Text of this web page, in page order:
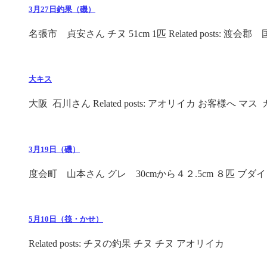
3月27日釣果（磯）
名張市 貞安さん チヌ 51cm 1匹 Related posts: 渡会郡
大キス
大阪 石川さん Related posts: アオリイカ お客様へ マス
3月19日（磯）
度会町 山本さん グレ 30cmから４２.5cm ８匹 ブダ
5月10日（筏・かせ）
Related posts: チヌの釣果 チヌ チヌ アオリイカ